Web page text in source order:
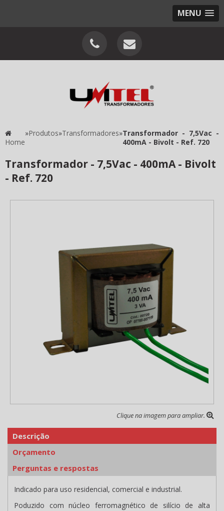
MENU
Home
»Produtos»Transformadores»Transformador - 7,5Vac -
400mA - Bivolt - Ref. 720
Transformador - 7,5Vac - 400mA - Bivolt
- Ref. 720
Clique na imagem para ampliar.
Descrição
Orçamento
Perguntas e respostas
Indicado para uso residencial, comercial e industrial.
Poduzido com núcleo ferromagnético de silício de alta